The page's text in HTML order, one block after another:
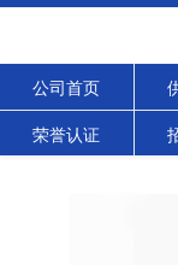
公司首页
荣誉认证